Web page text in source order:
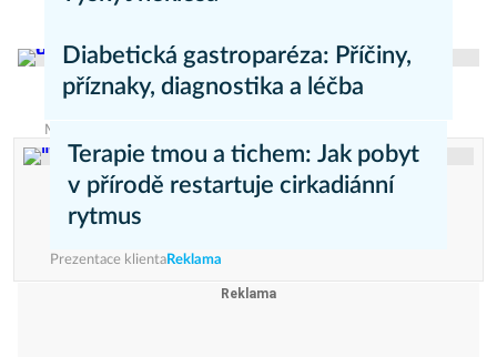
Diabetická gastroparéza: Příčiny,
příznaky, diagnostika a léčba
Markéta Ostřížková
Terapie tmou a tichem: Jak pobyt
v přírodě restartuje cirkadiánní
rytmus
Prezentace klientaReklama